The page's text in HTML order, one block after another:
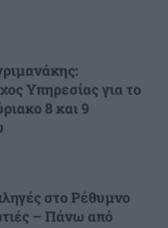
Υπηρεσίας για το
8 και 9
στο Ρέθυμνο
– Πάνω από